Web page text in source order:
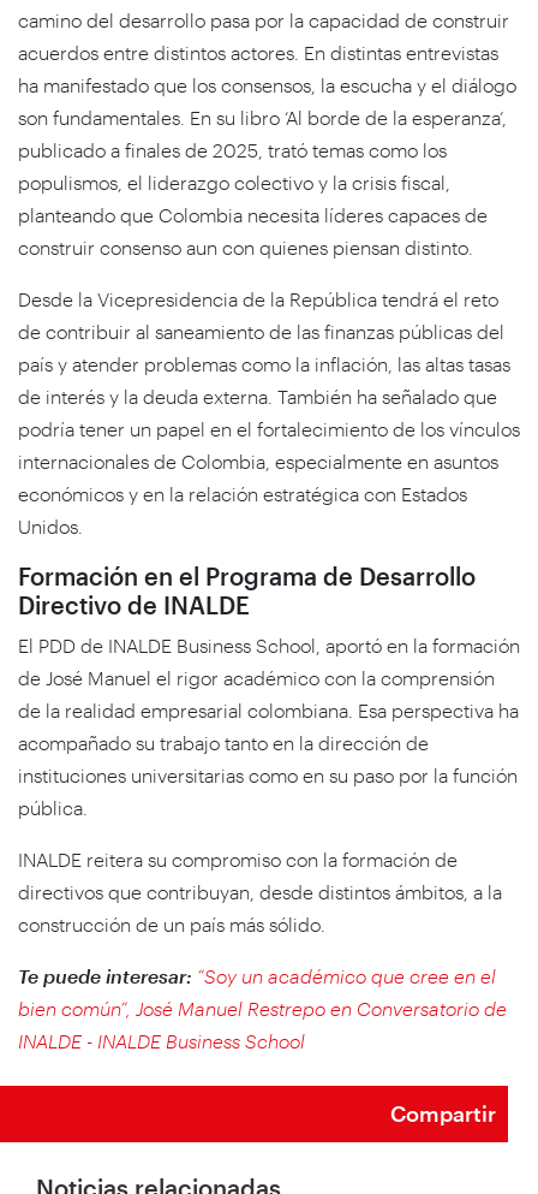
camino del desarrollo pasa por la capacidad de construir
acuerdos entre distintos actores. En distintas entrevistas
ha manifestado que los consensos, la escucha y el diálogo
son fundamentales. En su libro ‘Al borde de la esperanza’,
publicado a finales de 2025, trató temas como los
populismos, el liderazgo colectivo y la crisis fiscal,
planteando que Colombia necesita líderes capaces de
construir consenso aun con quienes piensan distinto.
Desde la Vicepresidencia de la República tendrá el reto
de contribuir al saneamiento de las finanzas públicas del
país y atender problemas como la inflación, las altas tasas
de interés y la deuda externa. También ha señalado que
podría tener un papel en el fortalecimiento de los vínculos
internacionales de Colombia, especialmente en asuntos
económicos y en la relación estratégica con Estados
Unidos.
Formación en el Programa de Desarrollo
Directivo de INALDE
El PDD de INALDE Business School, aportó en la formación
de José Manuel el rigor académico con la comprensión
de la realidad empresarial colombiana. Esa perspectiva ha
acompañado su trabajo tanto en la dirección de
instituciones universitarias como en su paso por la función
pública.
INALDE reitera su compromiso con la formación de
directivos que contribuyan, desde distintos ámbitos, a la
construcción de un país más sólido.
Te puede interesar: “Soy un académico que cree en el
bien común”, José Manuel Restrepo en Conversatorio de
INALDE - INALDE Business School
Compartir
Noticias relacionadas